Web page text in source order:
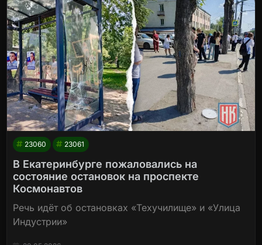
23060 23061
В Екатеринбурге пожаловались на
состояние остановок на проспекте
Космонавтов
Речь идёт об остановках «Техучилище» и «Улица
Индустрии»